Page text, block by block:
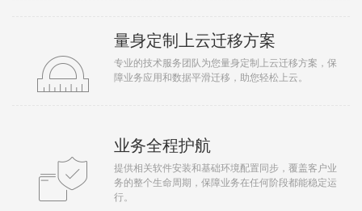
量身定制上云迁移方案
专业的技术服务团队为您量身定制上云迁移方案，保
障业务应用和数据平滑迁移，助您轻松上云。
业务全程护航
提供相关软件安装和基础环境配置同步，覆盖客户业
务的整个生命周期，保障业务在任何阶段都能稳定运
行。